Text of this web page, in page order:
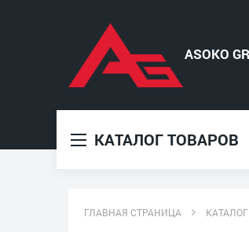
КАТАЛОГ ТОВАРОВ
ГЛАВНАЯ СТРАНИЦА КАТАЛОГ